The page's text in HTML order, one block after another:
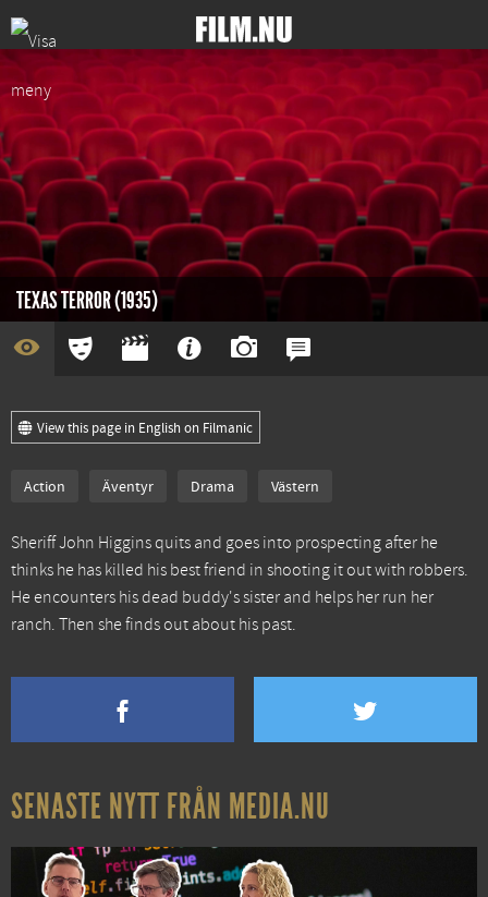
TEXAS TERROR (1935)
View this page in English on Filmanic
Action Äventyr Drama Västern
Sheriff John Higgins quits and goes into prospecting after he
thinks he has killed his best friend in shooting it out with robbers.
He encounters his dead buddy's sister and helps her run her
ranch. Then she finds out about his past.
SENASTE NYTT FRÅN MEDIA.NU